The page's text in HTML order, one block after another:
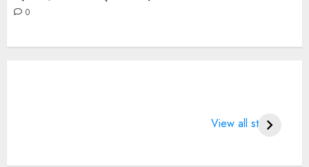
0
View all stories
SPORTS QUOTES